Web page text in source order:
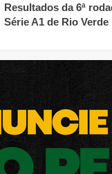
Resultados da 6ª
Série A1 de Rio Verde